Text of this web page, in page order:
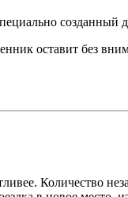
оставит без
Количество